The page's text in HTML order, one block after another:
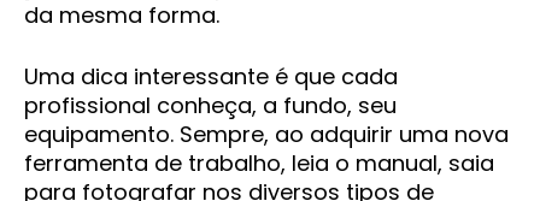
da mesma forma.
Uma dica interessante é que cada
profissional conheça, a fundo, seu
equipamento. Sempre, ao adquirir uma nova
ferramenta de trabalho, leia o manual, saia
para fotografar nos diversos tipos de